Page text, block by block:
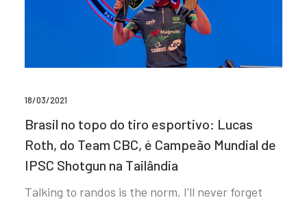
18/03/2021
Brasil no topo do tiro esportivo: Lucas
Roth, do Team CBC, é Campeão Mundial de
IPSC Shotgun na Tailândia
Talking to randos is the norm. I’ll never forget